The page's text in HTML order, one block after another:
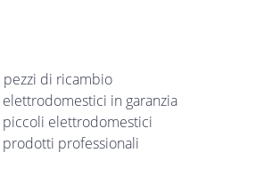
di ricambio
in garanzia
elettrodomestici
professionali